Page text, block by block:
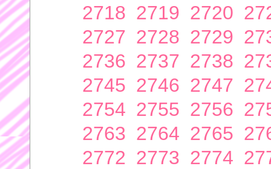
2718 2719 2720
2727 2728 2729
2736 2737 2738
2745 2746 2747
2754 2755 2756
2763 2764 2765
2772 2773 2774